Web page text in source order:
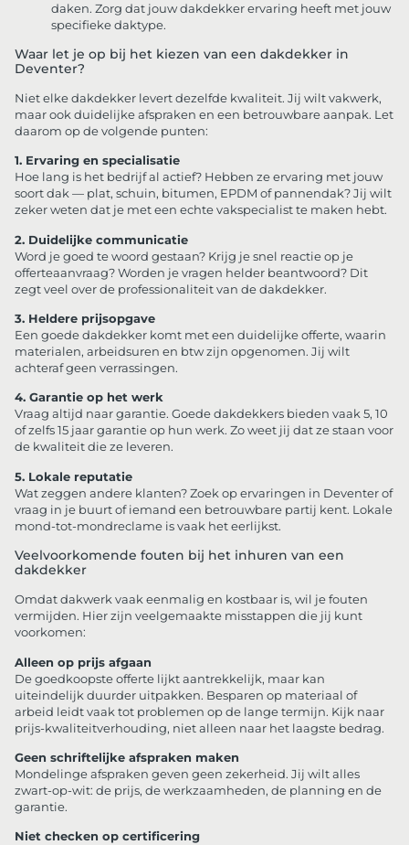
daken. Zorg dat jouw dakdekker ervaring heeft met jouw
specifieke daktype.
Waar let je op bij het kiezen van een dakdekker in
Deventer?
Niet elke dakdekker levert dezelfde kwaliteit. Jij wilt vakwerk,
maar ook duidelijke afspraken en een betrouwbare aanpak. Let
daarom op de volgende punten:
1. Ervaring en specialisatie
Hoe lang is het bedrijf al actief? Hebben ze ervaring met jouw
soort dak — plat, schuin, bitumen, EPDM of pannendak? Jij wilt
zeker weten dat je met een echte vakspecialist te maken hebt.
2. Duidelijke communicatie
Word je goed te woord gestaan? Krijg je snel reactie op je
offerteaanvraag? Worden je vragen helder beantwoord? Dit
zegt veel over de professionaliteit van de dakdekker.
3. Heldere prijsopgave
Een goede dakdekker komt met een duidelijke offerte, waarin
materialen, arbeidsuren en btw zijn opgenomen. Jij wilt
achteraf geen verrassingen.
4. Garantie op het werk
Vraag altijd naar garantie. Goede dakdekkers bieden vaak 5, 10
of zelfs 15 jaar garantie op hun werk. Zo weet jij dat ze staan voor
de kwaliteit die ze leveren.
5. Lokale reputatie
Wat zeggen andere klanten? Zoek op ervaringen in Deventer of
vraag in je buurt of iemand een betrouwbare partij kent. Lokale
mond-tot-mondreclame is vaak het eerlijkst.
Veelvoorkomende fouten bij het inhuren van een
dakdekker
Omdat dakwerk vaak eenmalig en kostbaar is, wil je fouten
vermijden. Hier zijn veelgemaakte misstappen die jij kunt
voorkomen:
Alleen op prijs afgaan
De goedkoopste offerte lijkt aantrekkelijk, maar kan
uiteindelijk duurder uitpakken. Besparen op materiaal of
arbeid leidt vaak tot problemen op de lange termijn. Kijk naar
prijs-kwaliteitverhouding, niet alleen naar het laagste bedrag.
Geen schriftelijke afspraken maken
Mondelinge afspraken geven geen zekerheid. Jij wilt alles
zwart-op-wit: de prijs, de werkzaamheden, de planning en de
garantie.
Niet checken op certificering